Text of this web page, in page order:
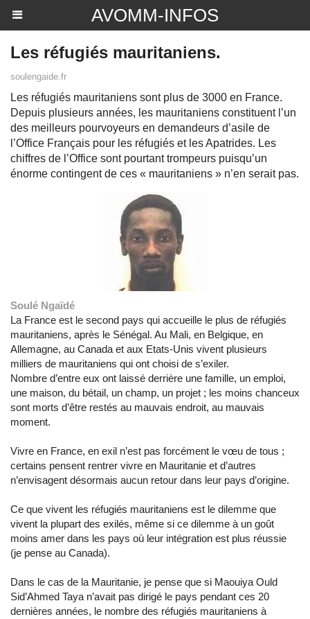
AVOMM-INFOS
Les réfugiés mauritaniens.
soulengaide.fr
Les réfugiés mauritaniens sont plus de 3000 en France.
Depuis plusieurs années, les mauritaniens constituent l’un
des meilleurs pourvoyeurs en demandeurs d’asile de
l’Office Français pour les réfugiés et les Apatrides. Les
chiffres de l’Office sont pourtant trompeurs puisqu’un
énorme contingent de ces « mauritaniens » n’en serait pas.
Soulé Ngaïdé
La France est le second pays qui accueille le plus de réfugiés
mauritaniens, après le Sénégal. Au Mali, en Belgique, en
Allemagne, au Canada et aux Etats-Unis vivent plusieurs
milliers de mauritaniens qui ont choisi de s’exiler.
Nombre d’entre eux ont laissé derrière une famille, un emploi,
une maison, du bétail, un champ, un projet ; les moins chanceux
sont morts d’être restés au mauvais endroit, au mauvais
moment.
Vivre en France, en exil n’est pas forcément le vœu de tous ;
certains pensent rentrer vivre en Mauritanie et d’autres
n’envisagent désormais aucun retour dans leur pays d’origine.
Ce que vivent les réfugiés mauritaniens est le dilemme que
vivent la plupart des exilés, même si ce dilemme à un goût
moins amer dans les pays où leur intégration est plus réussie
(je pense au Canada).
Dans le cas de la Mauritanie, je pense que si Maouiya Ould
Sid’Ahmed Taya n’avait pas dirigé le pays pendant ces 20
dernières années, le nombre des réfugiés mauritaniens à